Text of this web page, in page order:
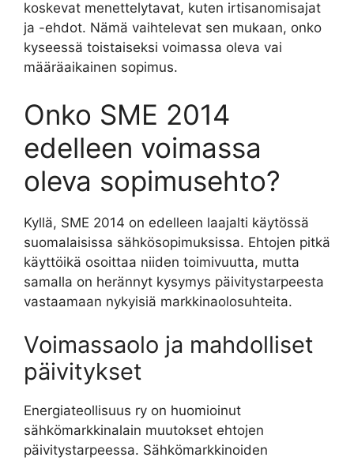
koskevat menettelytavat, kuten irtisanomisajat
ja -ehdot. Nämä vaihtelevat sen mukaan, onko
kyseessä toistaiseksi voimassa oleva vai
määräaikainen sopimus.
Onko SME 2014
edelleen voimassa
oleva sopimusehto?
Kyllä, SME 2014 on edelleen laajalti käytössä
suomalaisissa sähkösopimuksissa. Ehtojen pitkä
käyttöikä osoittaa niiden toimivuutta, mutta
samalla on herännyt kysymys päivitystarpeesta
vastaamaan nykyisiä markkinaolosuhteita.
Voimassaolo ja mahdolliset
päivitykset
Energiateollisuus ry on huomioinut
sähkömarkkinalain muutokset ehtojen
päivitystarpeessa. Sähkömarkkinoiden